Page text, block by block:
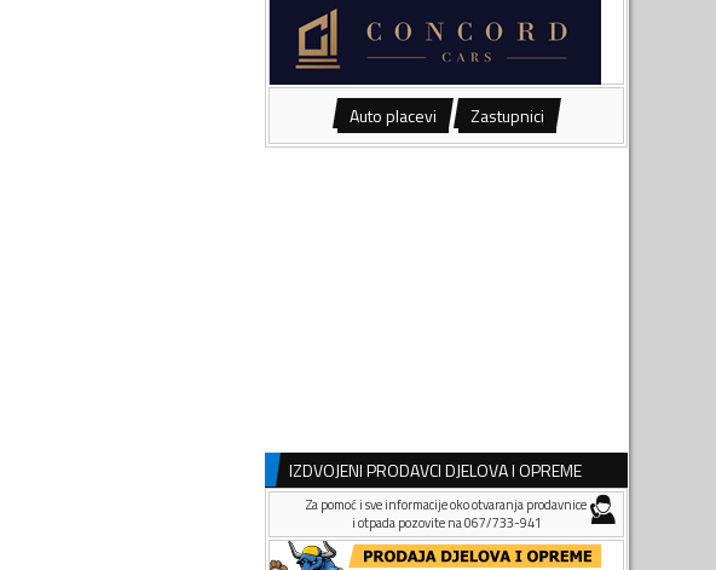
Auto placevi Zastupnici
IZDVOJENI PRODAVCI DJELOVA I OPREME
Za pomoć i sve informacije oko otvaranja prodavnice
i otpada pozovite na 067/733-941